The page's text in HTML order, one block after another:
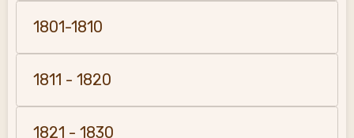
1801-1810
1811 - 1820
1821 - 1830